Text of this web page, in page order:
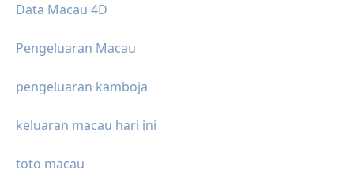
Data Macau 4D
Pengeluaran Macau
pengeluaran kamboja
keluaran macau hari ini
toto macau